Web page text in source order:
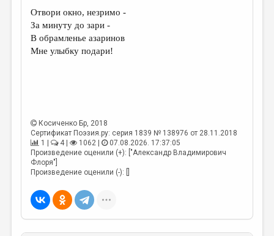
КНИЖНАЯ ПОЛКА
ОБЗОР ЛИТЕРАТУРЫ
РЕДКОЛЛЕГИЯ
ОТ РЕДАКЦИИ
МАЛАЯ ПРОЗА
ЭССЕИСТИКА
ЛИТЕРАТУРОВЕДЕНИЕ
Отвори окно, незримо -
За минуту до зари -
В обрамленье азаринов
Мне улыбку подари!
Косиченко Бр, 2018
Сертификат Поэзия.ру: серия 1839 № 138976 от 28.11.2018
1 |
4 | 1062 |
07.08.2026. 17:37:05
Произведение оценили (+): ["Александр Владимирович
Флоря"]
Произведение оценили (-): []